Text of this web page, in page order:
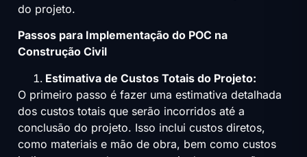
do projeto.
Passos para Implementação do POC na
Construção Civil
Estimativa de Custos Totais do Projeto:
O primeiro passo é fazer uma estimativa detalhada
dos custos totais que serão incorridos até a
conclusão do projeto. Isso inclui custos diretos,
como materiais e mão de obra, bem como custos